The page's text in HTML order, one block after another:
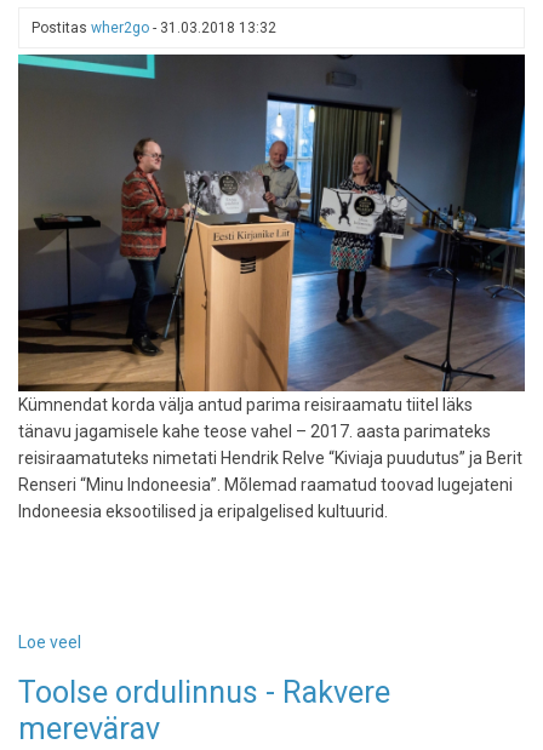
ja
veel
kindlasti
minna
Postitas wher2go - 31.03.2018 13:32
Kümnendat korda välja antud parima reisiraamatu tiitel läks
tänavu jagamisele kahe teose vahel – 2017. aasta parimateks
reisiraamatuteks nimetati Hendrik Relve “Kiviaja puudutus” ja Berit
Renseri “Minu Indoneesia”. Mõlemad raamatud toovad lugejateni
Indoneesia eksootilised ja eripalgelised kultuurid.
Loe veel
aasta
reisiraamat
Toolse ordulinnus - Rakvere
merevärav